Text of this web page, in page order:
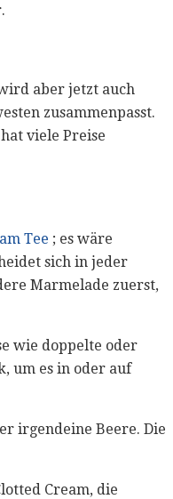
aber jetzt auch
zusammenpasst.
viele Preise
Tee ; es wäre
sich in jeder
Marmelade zuerst,
wie doppelte oder
um es in oder auf
irgendeine Beere. Die
Cream, die